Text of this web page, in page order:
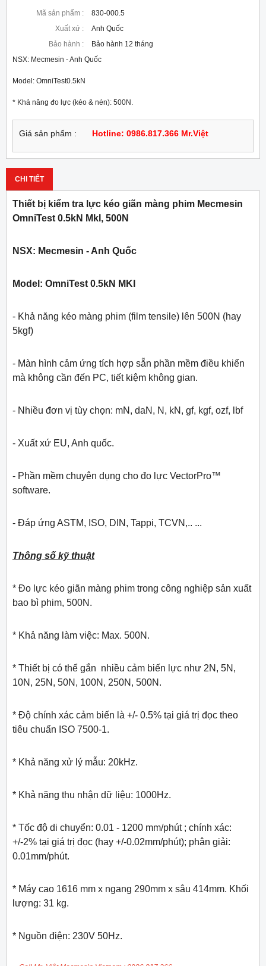
Mã sản phẩm :
830-000.5
Xuất xứ :
Anh Quốc
Bảo hành :
Bảo hành 12 tháng
NSX: Mecmesin - Anh Quốc
Model: OmniTest0.5kN
* Khả năng đo lực (kéo & nén): 500N.
Giá sản phẩm : Hotline: 0986.817.366 Mr.Việt
CHI TIẾT
Thiết bị kiểm tra lực kéo giãn màng phim Mecmesin
OmniTest 0.5kN MkI, 500N
NSX: Mecmesin - Anh Quốc
Model: OmniTest 0.5kN MKI
- Khả năng kéo màng phim (film tensile) lên 500N (hay
5kgf)
- Màn hình cảm ứng tích hợp sẵn phần mềm điều khiển
mà không cần đến PC, tiết kiệm không gian.
- Nhiều đơn vị tùy chọn: mN, daN, N, kN, gf, kgf, ozf, lbf
- Xuất xứ EU, Anh quốc.
- Phần mềm chuyên dụng cho đo lực VectorPro™
software.
- Đáp ứng ASTM, ISO, DIN, Tappi, TCVN,.. ...
Thông số kỹ thuật
* Đo lực kéo giãn màng phim trong công nghiệp sản xuất
bao bì phim, 500N.
* Khả năng làm việc: Max. 500N.
* Thiết bị có thể gắn nhiều cảm biến lực như 2N, 5N,
10N, 25N, 50N, 100N, 250N, 500N.
* Độ chính xác cảm biến là +/- 0.5% tại giá trị đọc theo
tiêu chuẩn ISO 7500-1.
* Khả năng xử lý mẫu: 20kHz.
* Khả năng thu nhận dữ liệu: 1000Hz.
* Tốc độ di chuyển: 0.01 - 1200 mm/phút ; chính xác:
+/-2% tại giá trị đọc (hay +/-0.02mm/phút); phân giải:
0.01mm/phút.
* Máy cao 1616 mm x ngang 290mm x sâu 414mm. Khối
lượng: 31 kg.
* Nguồn điện: 230V 50Hz.